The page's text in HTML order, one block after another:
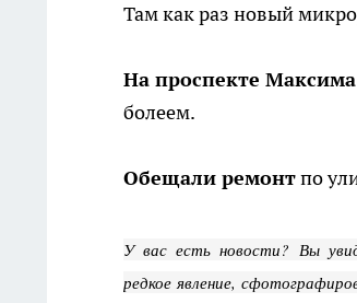
Там как раз новый
На проспекте Максима
болеем.
Обещали ремонтпо
У вас есть новости? Вы
редкое явление,